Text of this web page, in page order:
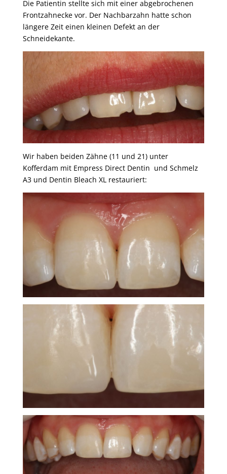
Die Patientin stellte sich mit einer abgebrochenen
Frontzahnecke vor. Der Nachbarzahn hatte schon
längere Zeit einen kleinen Defekt an der
Schneidekante.
Wir haben beiden Zähne (11 und 21) unter
Kofferdam mit Empress Direct Dentin und Schmelz
A3 und Dentin Bleach XL restauriert: